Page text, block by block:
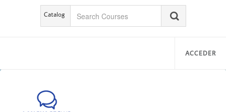
Catalog
ACCEDER